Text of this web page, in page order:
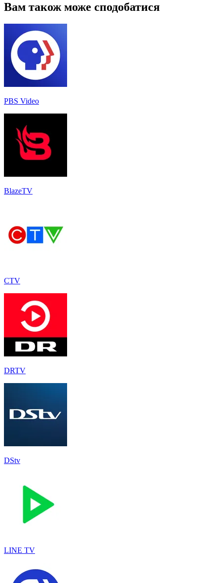
Вам також може сподобатися
PBS Video
BlazeTV
CTV
DRTV
DStv
LINE TV